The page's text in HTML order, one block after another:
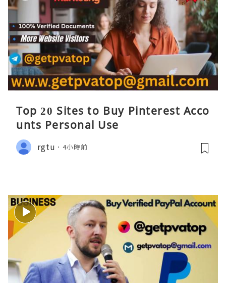
Top 20 Sites to Buy Pinterest Acco
unts Personal Use
rgtu 4小時前